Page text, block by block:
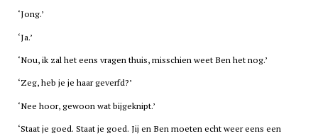
‘Jong.’
‘Ja.’
‘Nou, ik zal het eens vragen thuis, misschien weet Ben het nog.’
‘Zeg, heb je je haar geverfd?’
‘Nee hoor, gewoon wat bijgeknipt.’
‘Staat je goed. Staat je goed. Jij en Ben moeten echt weer eens een